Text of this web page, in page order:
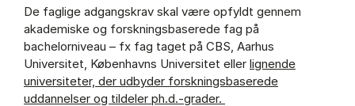
De faglige adgangskrav skal være opfyldt gennem
akademiske og forskningsbaserede fag på
bachelorniveau – fx fag taget på CBS, Aarhus
Universitet, Københavns Universitet eller lignende
universiteter, der udbyder forskningsbaserede
uddannelser og tildeler ph.d.-grader.